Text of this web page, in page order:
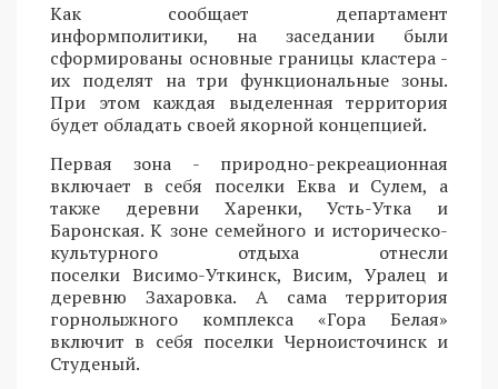
Как сообщает департамент
информполитики, на заседании были
сформированы основные границы кластера -
их поделят на три функциональные зоны.
При этом каждая выделенная территория
будет обладать своей якорной концепцией.
Первая зона - природно-рекреационная
включает в себя поселки Еква и Сулем, а
также деревни Харенки, Усть-Утка и
Баронская. К зоне семейного и историческо-
культурного отдыха отнесли
поселки Висимо-Уткинск, Висим, Уралец и
деревню Захаровка. А сама территория
горнолыжного комплекса «Гора Белая»
включит в себя поселки Черноисточинск и
Студеный.